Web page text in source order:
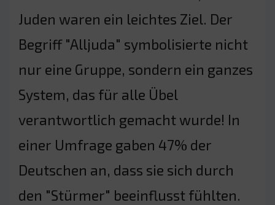
Juden waren ein leichtes Ziel. Der
Begriff "Alljuda" symbolisierte nicht
nur eine Gruppe, sondern ein ganzes
System, das für alle Übel
verantwortlich gemacht wurde! In
einer Umfrage gaben 47% der
Deutschen an, dass sie sich durch
den "Stürmer" beeinflusst fühlten.